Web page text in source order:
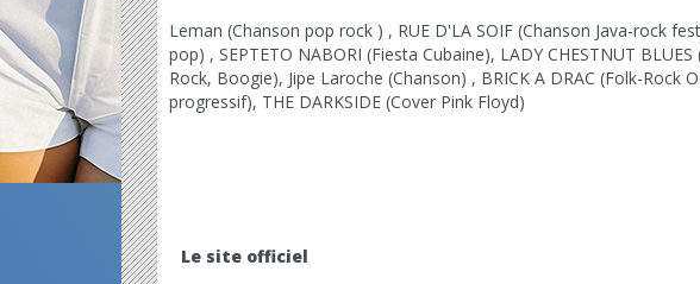
Leman (Chanson pop rock ) , RUE D'LA SOIF (Chanson Java-rock
pop) , SEPTETO NABORI (Fiesta Cubaine), LADY CHESTNUT BLUES
Rock, Boogie), Jipe Laroche (Chanson) , BRICK A DRAC (Folk-Rock
progressif), THE DARKSIDE (Cover Pink Floyd)
Le site officiel